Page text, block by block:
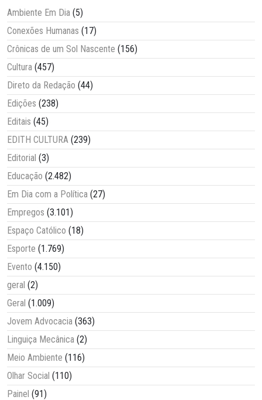
Ambiente Em Dia (5)
Conexões Humanas (17)
Crônicas de um Sol Nascente (156)
Cultura (457)
Direto da Redação (44)
Edições (238)
Editais (45)
EDITH CULTURA (239)
Editorial (3)
Educação (2.482)
Em Dia com a Política (27)
Empregos (3.101)
Espaço Católico (18)
Esporte (1.769)
Evento (4.150)
geral (2)
Geral (1.009)
Jovem Advocacia (363)
Linguiça Mecânica (2)
Meio Ambiente (116)
Olhar Social (110)
Painel (91)